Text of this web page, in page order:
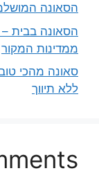
הסאונה
הסאונה בבית
ממדינות המקור
סאונה מהכי
ללא תיווך